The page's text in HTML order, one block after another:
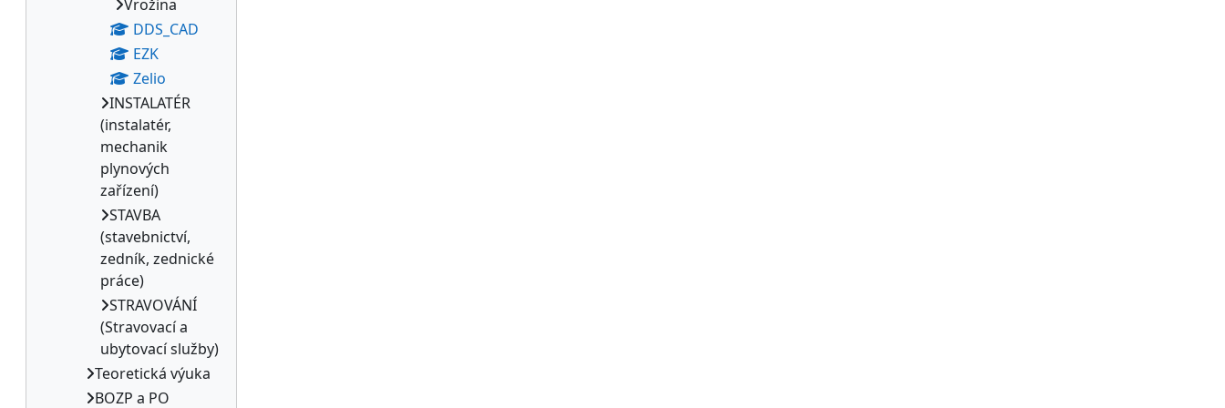
Vrožina
DDS_CAD
EZK
Zelio
INSTALATÉR
(instalatér,
mechanik
plynových
zařízení)
STAVBA
(stavebnictví,
zedník, zednické
práce)
STRAVOVÁNÍ
(Stravovací a
ubytovací služby)
Teoretická výuka
BOZP a PO